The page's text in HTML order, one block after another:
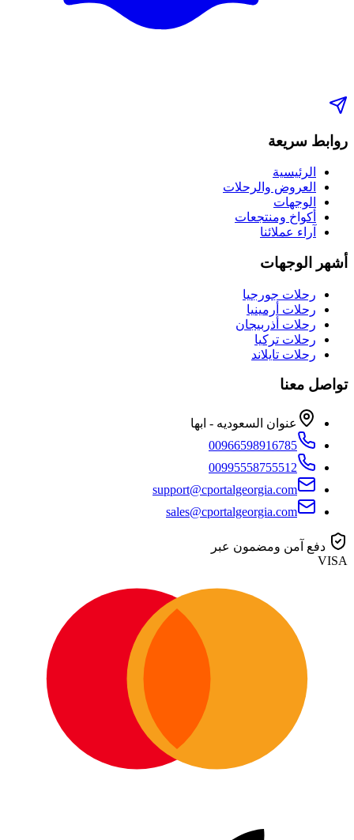
روابط سريعة
الرئيسية
العروض والرحلات
الوجهات
أكواخ ومنتجعات
آراء عملائنا
أشهر الوجهات
رحلات جورجيا
رحلات أرمينيا
رحلات أذربيجان
رحلات تركيا
رحلات تايلاند
تواصل معنا
عنوان السعوديه - ابها
00966598916785
00995558755512
support@cportalgeorgia.com
sales@cportalgeorgia.com
دفع آمن ومضمون عبر
VISA